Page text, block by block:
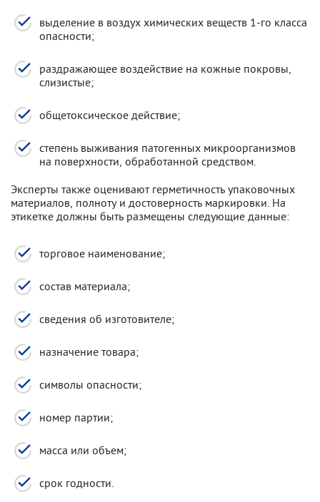
выделение в воздух химических веществ 1-го класса
опасности;
раздражающее воздействие на кожные покровы,
слизистые;
общетоксическое действие;
степень выживания патогенных микроорганизмов
на поверхности, обработанной средством.
Эксперты также оценивают герметичность упаковочных
материалов, полноту и достоверность маркировки. На
этикетке должны быть размещены следующие данные:
торговое наименование;
состав материала;
сведения об изготовителе;
назначение товара;
символы опасности;
номер партии;
масса или объем;
срок годности.